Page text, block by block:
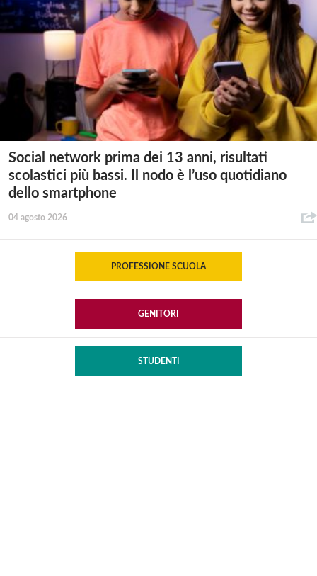
Social network prima dei 13 anni, risultati
scolastici più bassi. Il nodo è l’uso quotidiano
dello smartphone
04 agosto 2026
PROFESSIONE SCUOLA
GENITORI
STUDENTI